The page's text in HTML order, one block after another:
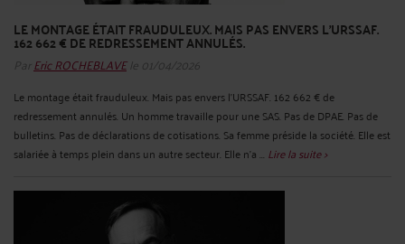
LE MONTAGE ÉTAIT FRAUDULEUX. MAIS PAS ENVERS L'URSSAF.
162 662 € DE REDRESSEMENT ANNULÉS.
Par Eric ROCHEBLAVEle 01/04/2026
Le montage était frauduleux. Mais pas envers l'URSSAF. 162 662 € de
redressement annulés. Un homme travaille pour une SAS. Pas de DPAE. Pas de
bulletins. Pas de déclarations de cotisations. Sa femme préside la société. Elle est
salariée à temps plein dans un autre secteur. Elle n'a ... Lire la suite >